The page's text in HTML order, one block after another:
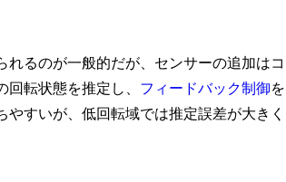
るのが一般的だが、センサーの追加はコ
回転状態を推定し、 フィードバック制御を
すいが、低回転域では推定誤差が大きく